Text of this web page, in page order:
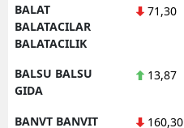
BALAT
BALATACILAR
BALATACILIK
71,30
BALSU BALSU
GIDA
13,87
BANVT BANVIT 160,30